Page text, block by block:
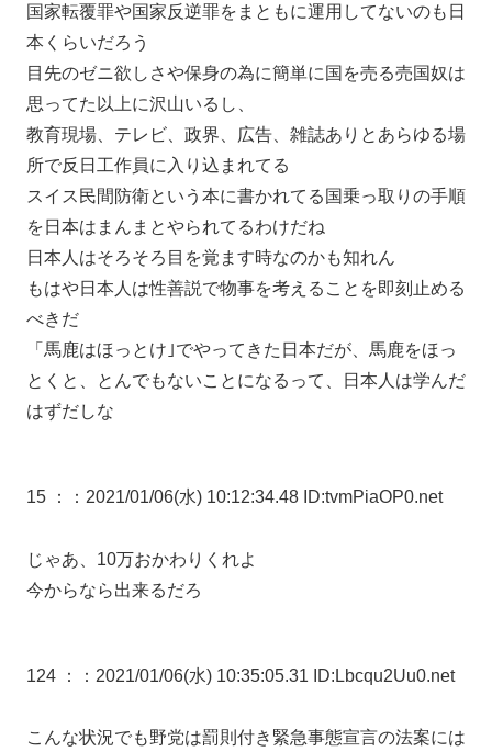
国家転覆罪や国家反逆罪をまともに運用してないのも日
本くらいだろう
目先のゼニ欲しさや保身の為に簡単に国を売る売国奴は
思ってた以上に沢山いるし、
教育現場、テレビ、政界、広告、雑誌ありとあらゆる場
所で反日工作員に入り込まれてる
スイス民間防衛という本に書かれてる国乗っ取りの手順
を日本はまんまとやられてるわけだね
日本人はそろそろ目を覚ます時なのかも知れん
もはや日本人は性善説で物事を考えることを即刻止める
べきだ
「馬鹿はほっとけ｣でやってきた日本だが、馬鹿をほっ
とくと、とんでもないことになるって、日本人は学んだ
はずだしな
15 ： ：2021/01/06(水) 10:12:34.48 ID:tvmPiaOP0.net
じゃあ、10万おかわりくれよ
今からなら出来るだろ
124 ： ：2021/01/06(水) 10:35:05.31 ID:Lbcqu2Uu0.net
こんな状況でも野党は罰則付き緊急事態宣言の法案には